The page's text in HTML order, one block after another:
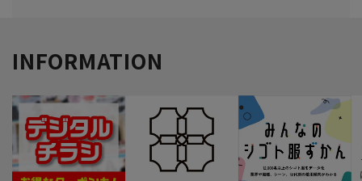
INFORMATION